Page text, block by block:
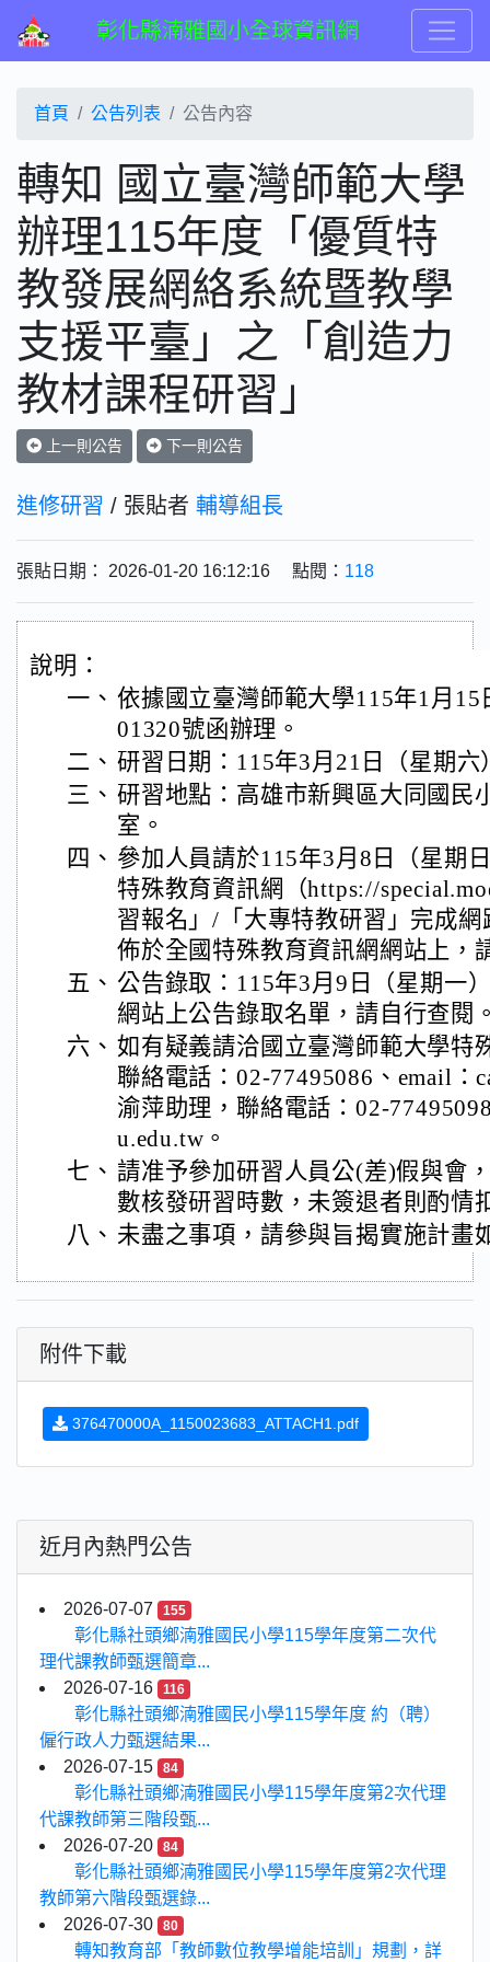
彰化縣湳雅國小全球資訊網
首頁 公告列表 公告內容
轉知 國立臺灣師範大學
辦理115年度「優質特
教發展網絡系統暨教學
支援平臺」之「創造力
教材課程研習」
上一則公告 下一則公告
進修研習 / 張貼者 輔導組長
張貼日期： 2026-01-20 16:12:16 點閱： 118
說明：
一、 依據國立臺灣師範大學115年1月
01320號函辦理。
二、 研習日期：115年3月21日（星期六
三、 研習地點：高雄市新興區大同國民
室。
四、 參加人員請於115年3月8日（星期
特殊教育資訊網（https://
習報名」/「大專特教研習」完成
佈於全國特殊教育資訊網網站上，
五、 公告錄取：115年3月9日（星期一
網站上公告錄取名單，請自行查閱
六、 如有疑義請洽國立臺灣師範大學特
聯絡電話：02-77495086、email：
渝萍助理，聯絡電話：02-
u.edu.tw。
七、 請准予參加研習人員公(差)假與會
數核發研習時數，未簽退者則酌情
八、 未盡之事項，請參與旨揭實施計畫
附件下載
376470000A_1150023683_ATTACH1.pdf
近月內熱門公告
2026-07-07 155
彰化縣社頭鄉湳雅國民小學115學年度第二次代
理代課教師甄選簡章...
2026-07-16
116
彰化縣社頭鄉湳雅國民小學115學年度 約（聘）
僱行政人力甄選結果...
2026-07-15
84
彰化縣社頭鄉湳雅國民小學115學年度第2次代理
代課教師第三階段甄...
2026-07-20
84
彰化縣社頭鄉湳雅國民小學115學年度第2次代理
教師第六階段甄選錄...
2026-07-30
80
轉知教育部「教師數位教學增能培訓」規劃，詳